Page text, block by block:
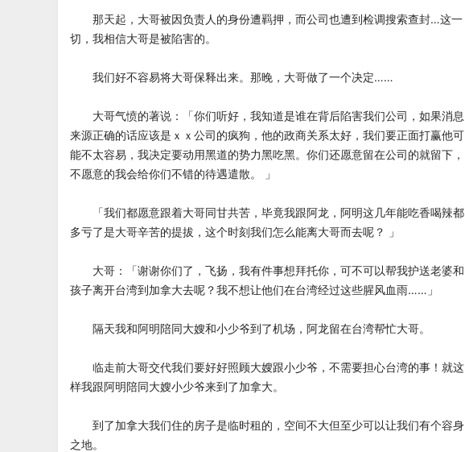
那天起，大哥被因负责人的身份遭羁押，而公司也遭到检调搜索查封…这一
切，我相信大哥是被陷害的。
我们好不容易将大哥保释出来。那晚，大哥做了一个决定……
大哥气愤的著说：「你们听好，我知道是谁在背后陷害我们公司，如果消息
来源正确的话应该是ｘｘ公司的疯狗，他的政商关系太好，我们要正面打赢他可
能不太容易，我决定要动用黑道的势力黑吃黑。你们还愿意留在公司的就留下，
不愿意的我会给你们不错的待遇遣散。 」
「我们都愿意跟着大哥同甘共苦，毕竟我跟阿龙，阿明这几年能吃香喝辣都
多亏了是大哥辛苦的提拔，这个时刻我们怎么能离大哥而去呢？ 」
大哥：「谢谢你们了，飞扬，我有件事想拜托你，可不可以帮我护送老婆和
孩子离开台湾到加拿大去呢？我不想让他们在台湾经过这些腥风血雨……」
隔天我和阿明陪同大嫂和小少爷到了机场，阿龙留在台湾帮忙大哥。
临走前大哥交代我们要好好照顾大嫂跟小少爷，不需要担心台湾的事！就这
样我跟阿明陪同大嫂小少爷来到了加拿大。
到了加拿大我们住的房子是临时租的，空间不大但至少可以让我们有个容身
之地。